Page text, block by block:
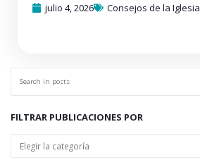
julio 4, 2026
Consejos de la Iglesia
FILTRAR PUBLICACIONES POR